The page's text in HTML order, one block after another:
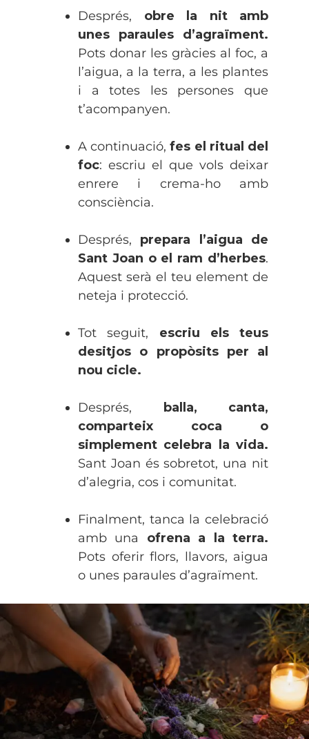
Després, obre la nit amb
unes paraules d’agraïment.
Pots donar les gràcies al foc, a
l’aigua, a la terra, a les plantes
i a totes les persones que
t’acompanyen.
A continuació,fes el ritual del
foc: escriu el que vols deixar
enrere i crema-ho amb
consciència.
Després, prepara l’aigua de
Sant Joan o el ram d’herbes.
Aquest serà el teu element de
neteja i protecció.
Tot seguit, escriu els teus
desitjos o propòsits per al
nou cicle.
Després,
balla, canta,
comparteix coca o
simplement celebra la vida.
Sant Joan és sobretot, una nit
d’alegria, cos i comunitat.
Finalment, tanca la celebració
amb una ofrena a la terra.
Pots oferir flors, llavors, aigua
o unes paraules d’agraïment.